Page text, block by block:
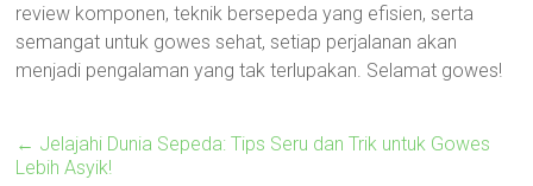
review komponen, teknik bersepeda yang efisien, serta
semangat untuk gowes sehat, setiap perjalanan akan
menjadi pengalaman yang tak terlupakan. Selamat gowes!
← Jelajahi Dunia Sepeda: Tips Seru dan Trik untuk Gowes
Lebih Asyik!